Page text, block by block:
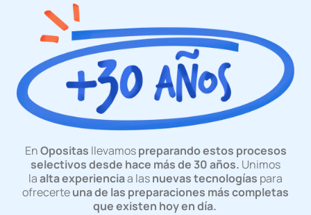
EnOpositas llevamospreparando estos procesos
selectivos desde hace más de 30 años. Unimos
laalta experienciaa lasnuevas tecnologías para
ofrecerteuna de las preparaciones más completas
que existen hoy en día.